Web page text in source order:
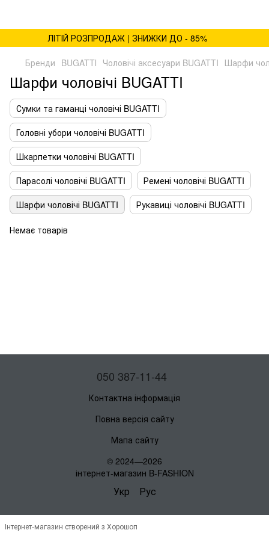
ЛІТІЙ РОЗПРОДАЖ | ЗНИЖКИ ДО - 85%
Бренди BUGATTІ Чоловічі аксесуари BUGATTI Шарфи
Шарфи чоловічі BUGATTI
Сумки та гаманці чоловічі BUGATTI
Головні убори чоловічі BUGATTI
Шкарпетки чоловічі BUGATTI
Парасолі чоловічі BUGATTI
Ремені чоловічі BUGATTI
Шарфи чоловічі BUGATTI
Рукавиці чоловічі BUGATTI
Немає товарів
050 387-11-44
Контактна інформація
Повна версія сайту
Мапа сайту
© 2024—2026
інтернет-магазин B-FASHION
Укр Рус
Інтернет-магазин створений з Хорошоп